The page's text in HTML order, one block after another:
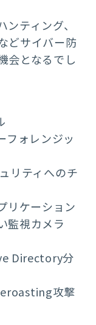
ティング、
どサイバー防
会となるでし
ォレンジッ
リティへのチ
ケーション
監視カメラ
Directory分
攻撃